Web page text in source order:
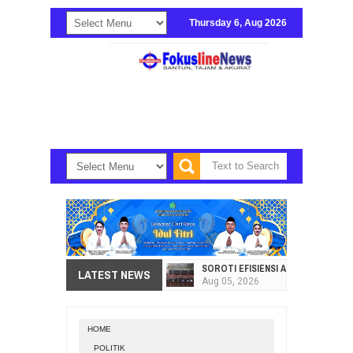
Thursday 6, Aug 2026
LATEST NEWS SOROTI EFISIENSI APBD, DPRD
Aug 05, 2026
HOME
POLITIK